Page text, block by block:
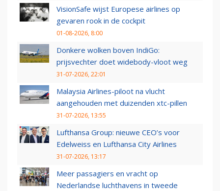
VisionSafe wijst Europese airlines op
gevaren rook in de cockpit
01-08-2026, 8:00
Donkere wolken boven IndiGo:
prijsvechter doet widebody-vloot weg
31-07-2026, 22:01
Malaysia Airlines-piloot na vlucht
aangehouden met duizenden xtc-pillen
31-07-2026, 13:55
Lufthansa Group: nieuwe CEO’s voor
Edelweiss en Lufthansa City Airlines
31-07-2026, 13:17
Meer passagiers en vracht op
Nederlandse luchthavens in tweede